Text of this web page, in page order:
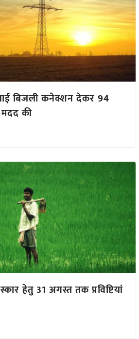
बिजली कनेक्शन देकर 94
मदद की
हेतु 31 अगस्त तक प्रविष्टियां